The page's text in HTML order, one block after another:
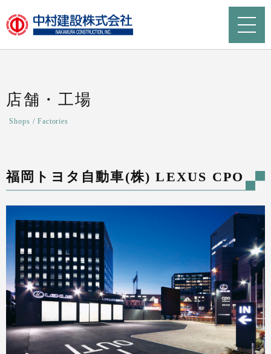
店舗・工場
Shops / Factories
福岡トヨタ自動車(株) LEXUS CPO